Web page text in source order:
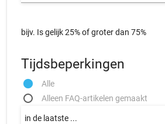
bijv. Is gelijk 25% of groter dan 75%
Tijdsbeperkingen
Alle
Alleen FAQ-artikelen gemaakt